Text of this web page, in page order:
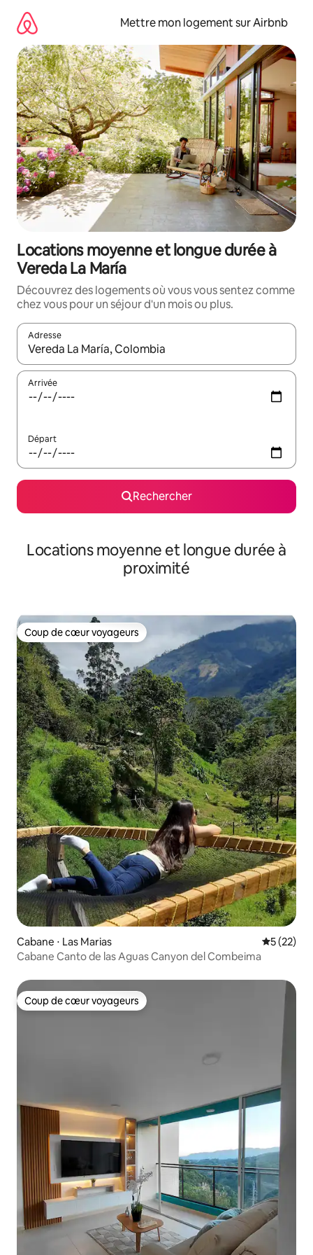
directement
contenu
Mettre mon logement sur Airbnb
Locations moyenne et longue durée à
Vereda La María
Découvrez des logements où vous vous sentez comme
chez vous pour un séjour d'un mois ou plus.
Adresse
Lorsque les résultats s'affichent, utilisez les flèches vers le
Arrivée
Départ
Rechercher
Locations moyenne et longue durée à
proximité
Coup de cœur voyageurs
Coup de cœur voyageurs
Cabane ⋅ Las Marias
5 (22)
Cabane Canto de las Aguas Canyon del Combeima
Coup de cœur voyageurs
Coup de cœur voyageurs